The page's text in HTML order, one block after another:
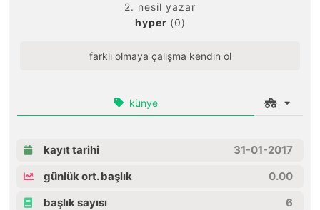
2. nesil yazar
hyper (0)
farklı olmaya çalışma kendin ol
künye
kayıt tarihi
31-01-2017
günlük ort. başlık
0.00
başlık sayısı
6